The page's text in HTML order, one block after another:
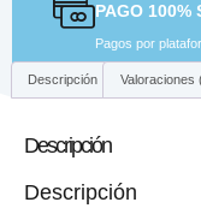
PAGO 100%
Pagos por
Descripción Valoraciones
Descripción
Descripción